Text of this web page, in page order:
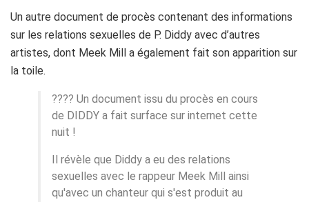
Un autre document de procès contenant des informations
sur les relations sexuelles de P. Diddy avec d’autres
artistes, dont Meek Mill a également fait son apparition sur
la toile.
???? Un document issu du procès en cours
de DIDDY a fait surface sur internet cette
nuit !
Il révèle que Diddy a eu des relations
sexuelles avec le rappeur Meek Mill ainsi
qu'avec un chanteur qui s'est produit au